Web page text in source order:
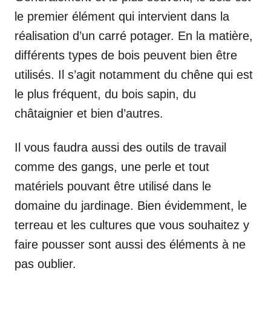
le premier élément qui intervient dans la
réalisation d’un carré potager. En la matière,
différents types de bois peuvent bien être
utilisés. Il s’agit notamment du chêne qui est
le plus fréquent, du bois sapin, du
châtaignier et bien d’autres.
Il vous faudra aussi des outils de travail
comme des gangs, une perle et tout
matériels pouvant être utilisé dans le
domaine du jardinage. Bien évidemment, le
terreau et les cultures que vous souhaitez y
faire pousser sont aussi des éléments à ne
pas oublier.